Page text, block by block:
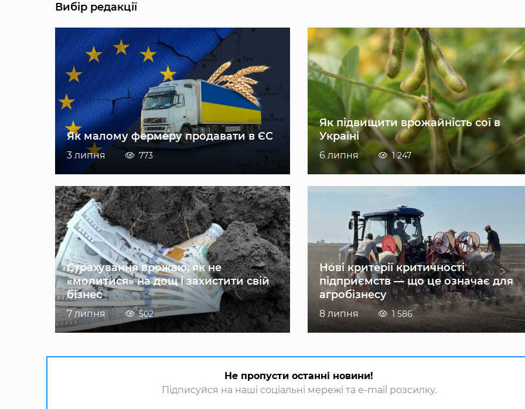
Вибір редакції
Як малому фермеру продавати в ЄС
3 липня 773
Як підвищити врожайність сої в
Україні
6 липня 1 247
Страхування врожаю, як не
«молитися» на дощ і захистити свій
бізнес
7 липня 502
Нові критерії критичності
підприємств — що це означає для
агробізнесу
8 липня 1 586
Не пропусти останні новини!
Підписуйся на наші соціальні мережі та e-mail розсилку.